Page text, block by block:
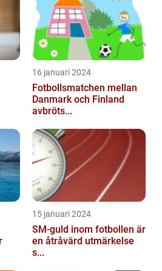
16 januari 2024
Fotbollsmatchen mellan
Danmark och Finland
avbröts...
15 januari 2024
SM-guld inom fotbollen är
en åtråvärd utmärkelse
s...